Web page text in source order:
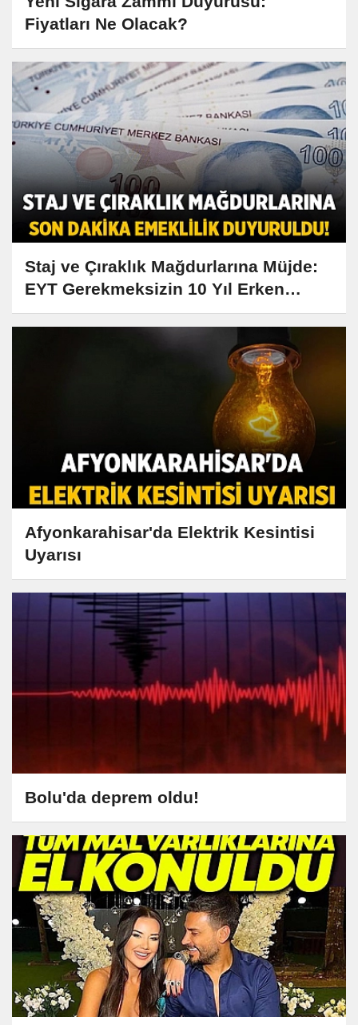
Fiyatları Ne Olacak?
Staj ve Çıraklık Mağdurlarına Müjde:
EYT Gerekmeksizin 10 Yıl Erken
Emeklilik İmkanı!
Afyonkarahisar'da Elektrik Kesintisi
Uyarısı
Bolu'da deprem oldu!